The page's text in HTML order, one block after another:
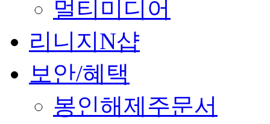
멀티미디어
리니지N샵
보안/혜택
봉인해제주문서